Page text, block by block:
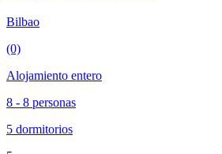
Bilbao
(0)
Alojamiento entero
8 - 8 personas
5 dormitorios